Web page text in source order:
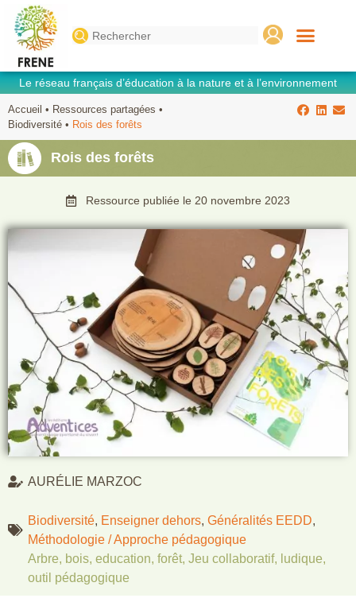
Search
for:
Le réseau français d’éducation à la nature et à l’environnement
Accueil • Ressources partagées •
Biodiversité • Rois des forêts
Rois des forêts
Ressource publiée le 20 novembre 2023
AURÉLIE MARZOC
Biodiversité, Enseigner dehors, Généralités EEDD,
Méthodologie / Approche pédagogique
Arbre, bois, education, forêt, Jeu collaboratif, ludique,
outil pédagogique